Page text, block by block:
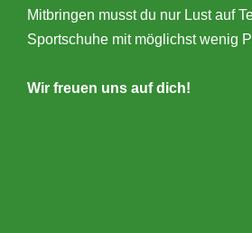
Mitbringen musst du nur Lust auf
Sportschuhe mit möglichst wenig
Wir freuen uns auf dich!